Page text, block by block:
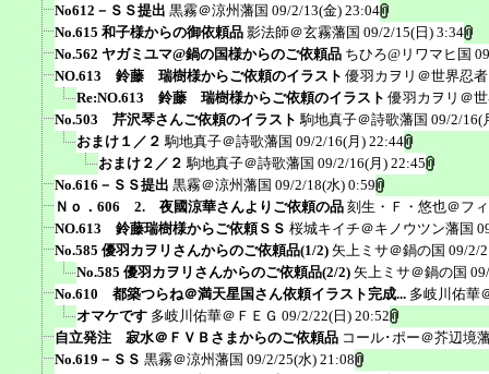
No612－ＳＳ提出 黒霧＠涼州藩国 09/2/13(金) 23:04
No.615 和子様からの御依頼品 影法師＠玄霧藩国 09/2/15(日) 3:34
No.562 ヤガミユマ@鍋の国様からのご依頼品 ちひろ@リワマヒ国
NO.613 鈴藤 瑞樹様からご依頼のイラスト 優羽カヲリ＠世界忍
Re:NO.613 鈴藤 瑞樹様からご依頼のイラスト 優羽カヲリ＠
No.503 芹沢琴さんご依頼のイラスト 駒地真子＠詩歌藩国 09/2/16(
おまけ１／２ 駒地真子＠詩歌藩国 09/2/16(月) 22:44
おまけ２／２ 駒地真子＠詩歌藩国 09/2/16(月) 22:45
No.616－ＳＳ提出 黒霧＠涼州藩国 09/2/18(水) 0:59
Ｎｏ．606 2. 夜國涼華さんよりご依頼の品 刻生・Ｆ・悠也＠フ
NO.613 鈴藤瑞樹様からご依頼ＳＳ 桜城キイチ＠キノウツン藩国
No.585 優羽カヲリさんからのご依頼品(1/2) 矢上ミサ＠鍋の国 09/2/
No.585 優羽カヲリさんからのご依頼品(2/2) 矢上ミサ＠鍋の国
No.610 都築つらね＠満天星国さん依頼イラスト完成... 多岐川佑華
オマケです 多岐川佑華＠ＦＥＧ 09/2/22(日) 20:52
自立発注 寂水＠ＦＶＢさまからのご依頼品 コール･ポー＠芥辺境
No.619－ＳＳ 黒霧＠涼州藩国 09/2/25(水) 21:08